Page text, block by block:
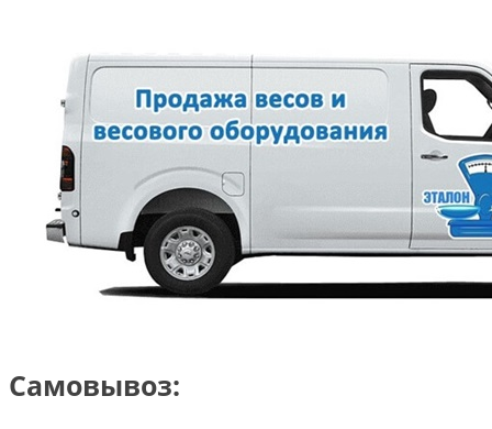
Самовывоз: